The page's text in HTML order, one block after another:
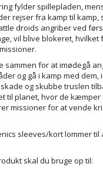
fylder spillepladen,
rejser fra kamp til
droids angriber ved
vil blive blokeret, hvilket
sammen for at imødegå
og gå i kamp med
og skubbe truslen
til planet, hvor de
missioner for at vende
sleeves/kort lommer
skal du bruge op til: